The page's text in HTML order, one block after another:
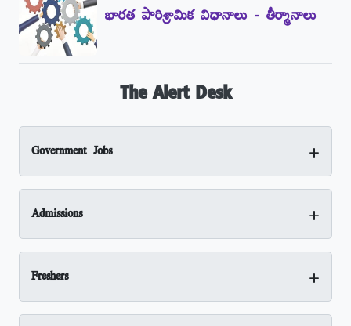
భారత పారిశ్రామిక విధానాలు - తీర్మానాలు
The Alert Desk
Government Jobs +
Admissions +
Freshers +